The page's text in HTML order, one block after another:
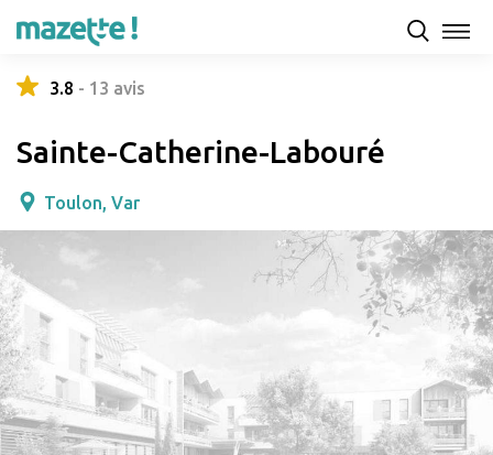
3.8 - 13 avis
Sainte-Catherine-Labouré
Toulon, Var